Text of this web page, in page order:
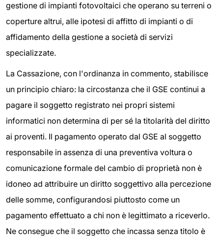
gestione di impianti fotovoltaici che operano su terreni o
coperture altrui, alle ipotesi di affitto di impianti o di
affidamento della gestione a società di servizi
specializzate.
La Cassazione, con l'ordinanza in commento, stabilisce
un principio chiaro: la circostanza che il GSE continui a
pagare il soggetto registrato nei propri sistemi
informatici non determina di per sé la titolarità del diritto
ai proventi. Il pagamento operato dal GSE al soggetto
responsabile in assenza di una preventiva voltura o
comunicazione formale del cambio di proprietà non è
idoneo ad attribuire un diritto soggettivo alla percezione
delle somme, configurandosi piuttosto come un
pagamento effettuato a chi non è legittimato a riceverlo.
Ne consegue che il soggetto che incassa senza titolo è